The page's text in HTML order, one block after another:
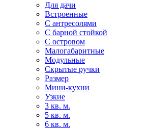
Для дачи
Встроенные
С антресолями
С барной стойкой
С островом
Малогабаритные
Модульные
Скрытые ручки
Размер
Мини-кухни
Узкие
3 кв. м.
5 кв. м.
6 кв. м.